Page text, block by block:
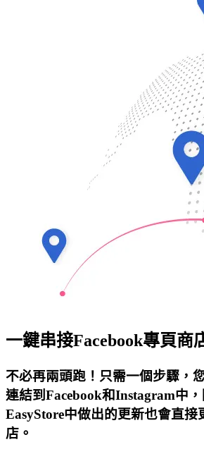
一鍵串接Facebook專頁商
不必再兩頭跑！只需一個步驟，
連結到Facebook和Instagram中
EasyStore中做出的更新也會直接
店。